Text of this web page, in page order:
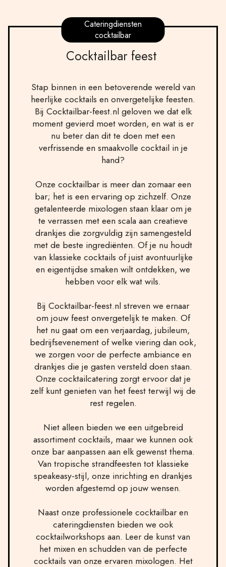
Cateringdiensten
cocktailbar
Cocktailbar feest
Stap binnen in een betoverende wereld van
heerlijke cocktails en onvergetelijke feesten.
Bij Cocktailbar-feest.nl geloven we dat elk
moment gevierd moet worden, en wat is er
nu beter dan dit te doen met een
verfrissende en smaakvolle cocktail in je
hand?
Onze cocktailbar is meer dan zomaar een
bar; het is een ervaring op zichzelf. Onze
getalenteerde mixologen staan klaar om je
te verrassen met een scala aan creatieve
drankjes die zorgvuldig zijn samengesteld
met de beste ingrediënten. Of je nu houdt
van klassieke cocktails of juist avontuurlijke
en eigentijdse smaken wilt ontdekken, we
hebben voor elk wat wils.
Bij Cocktailbar-feest.nl streven we ernaar
om jouw feest onvergetelijk te maken. Of
het nu gaat om een verjaardag, jubileum,
bedrijfsevenement of welke viering dan ook,
we zorgen voor de perfecte ambiance en
drankjes die je gasten versteld doen staan.
Onze cocktailcatering zorgt ervoor dat je
zelf kunt genieten van het feest terwijl wij de
rest regelen.
Niet alleen bieden we een uitgebreid
assortiment cocktails, maar we kunnen ook
onze bar aanpassen aan elk gewenst thema.
Van tropische strandfeesten tot klassieke
speakeasy-stijl, onze inrichting en drankjes
worden afgestemd op jouw wensen.
Naast onze professionele cocktailbar en
cateringdiensten bieden we ook
cocktailworkshops aan. Leer de kunst van
het mixen en schudden van de perfecte
cocktails van onze ervaren mixologen. Het